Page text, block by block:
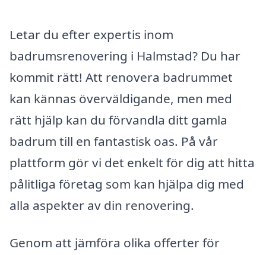
Letar du efter expertis inom
badrumsrenovering i Halmstad? Du har
kommit rätt! Att renovera badrummet
kan kännas överväldigande, men med
rätt hjälp kan du förvandla ditt gamla
badrum till en fantastisk oas. På vår
plattform gör vi det enkelt för dig att hitta
pålitliga företag som kan hjälpa dig med
alla aspekter av din renovering.
Genom att jämföra olika offerter för